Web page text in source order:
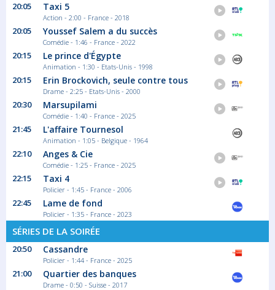
Cassandre
Saison 9 épisode 2
Dans une zone blanche, le maire du village
est...
Série/Feuilleton Policier
22:45
Cassandre
Saison 6 épisode 1
Alors qu'elle est en pleine plaidoirie, Évelyne...
00:20
OPJ
Saison 7 épisode 5
Un forcené retranché dans une école
Série/Feuilleton Policier
20:05 Taxi 5
Action - 2:00 - France - 2018
20:05 Youssef Salem a du succès
Comédie - 1:46 - France - 2022
20:15 Le prince d'Égypte
Animation - 1:30 - Etats-Unis - 1998
20:15 Erin Brockovich, seule contre tous
Drame - 2:25 - Etats-Unis - 2000
20:30 Marsupilami
Comédie - 1:40 - France - 2025
21:45 L'affaire Tournesol
Animation - 1:05 - Belgique - 1964
22:10 Anges & Cie
Comédie - 1:25 - France - 2025
22:15 Taxi 4
Policier - 1:45 - France - 2006
22:45 Lame de fond
Policier - 1:35 - France - 2023
SÉRIES DE LA SOIRÉE
20:50 Cassandre
Policier - 1:44 - France - 2025
21:00 Quartier des banques
Drame - 0:50 - Suisse - 2017